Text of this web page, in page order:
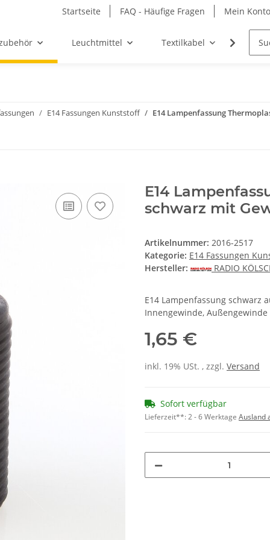
Startseite FAQ - Häufige Fragen Mein Konto
Leuchtmittel Textilkabel
E14 Fassungen Kunststoff E14 Lampenfassung
E14
schwarz mit
Artikelnummer: 2016-2517
Kategorie: E14 Fassungen
Hersteller:
RADIO
E14 Lampenfassung schwarz
Innengewinde,
1,65 €
inkl. 19% USt. , zzgl. Versand
Sofort verfügbar
Lieferzeit**:2 - 6 Werktage Ausland